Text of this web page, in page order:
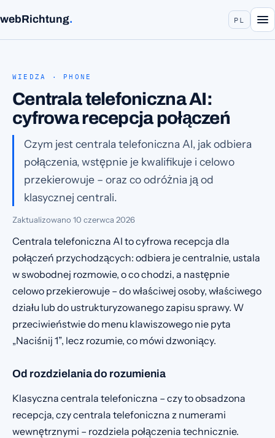
webRichtung. PL
WIEDZA · PHONE
Centrala telefoniczna AI:
cyfrowa recepcja połączeń
Czym jest centrala telefoniczna AI, jak odbiera
połączenia, wstępnie je kwalifikuje i celowo
przekierowuje – oraz co odróżnia ją od
klasycznej centrali.
Zaktualizowano 10 czerwca 2026
Centrala telefoniczna AI to cyfrowa recepcja dla
połączeń przychodzących: odbiera je centralnie, ustala
w swobodnej rozmowie, o co chodzi, a następnie
celowo przekierowuje – do właściwej osoby, właściwego
działu lub do ustrukturyzowanego zapisu sprawy. W
przeciwieństwie do menu klawiszowego nie pyta
„Naciśnij 1”, lecz rozumie, co mówi dzwoniący.
Od rozdzielania do rozumienia
Klasyczna centrala telefoniczna – czy to obsadzona
recepcja, czy centrala telefoniczna z numerami
wewnętrznymi – rozdziela połączenia technicznie.